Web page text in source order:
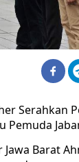
Serahkan
Pemuda
Jawa Barat